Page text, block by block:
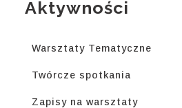
Aktywności
Warsztaty Tematyczne
Twórcze spotkania
Zapisy na warsztaty